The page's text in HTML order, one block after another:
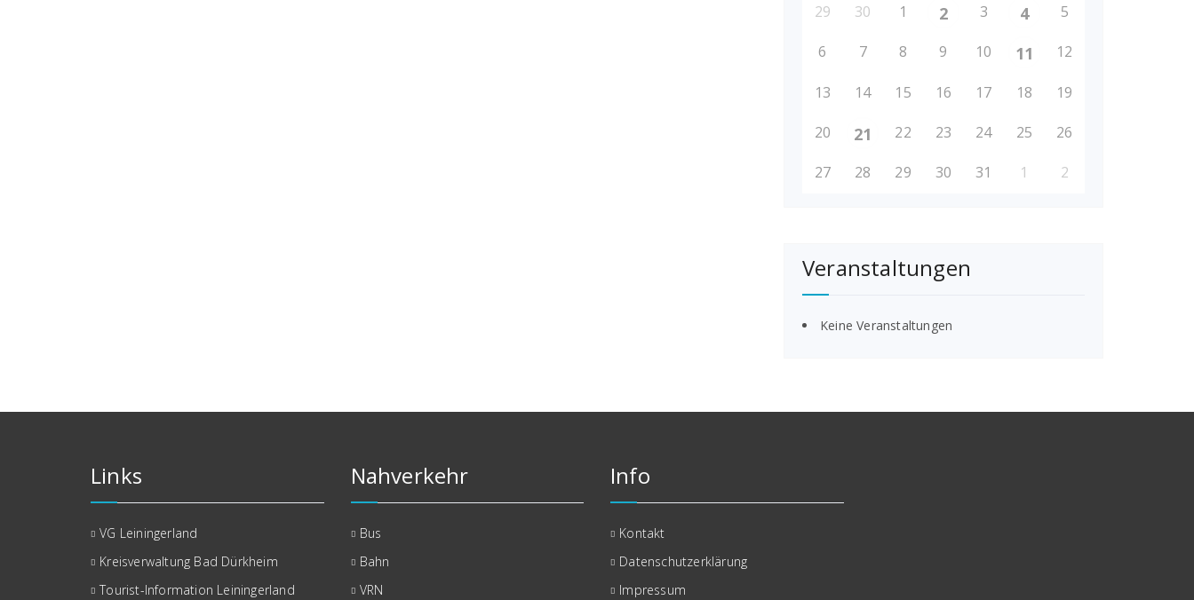
29 30 1 2 3 4 5
6 7 8 9 10 11 12
13 14 15 16 17 18 19
20 21 22 23 24 25 26
27 28 29 30 31 1 2
Veranstaltungen
Keine Veranstaltungen
Links
VG Leiningerland
Kreisverwaltung Bad Dürkheim
Tourist-Information Leiningerland
Nahverkehr
Bus
Bahn
VRN
Info
Kontakt
Datenschutzerklärung
Impressum